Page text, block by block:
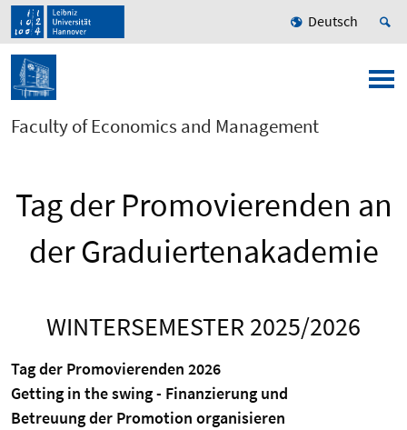
Deutsch
Faculty of Economics and Management
Tag der Promovierenden an
der Graduiertenakademie
WINTERSEMESTER 2025/2026
Tag der Promovierenden 2026
Getting in the swing - Finanzierung und
Betreuung der Promotion organisieren